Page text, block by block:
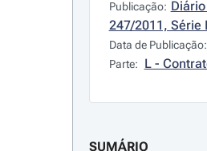
Publicação:
247/2011, Série
Data de Publicação:
Parte: L -
SUMÁRIO